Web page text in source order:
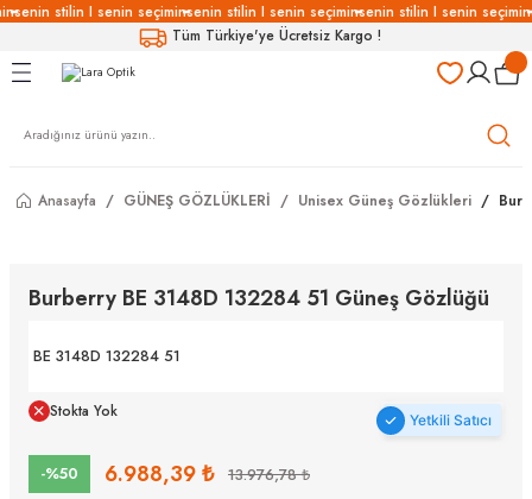
senin stilin I senin seçiminsenin stilin I senin seçiminsenin stilin I senin seçimin
Tüm Türkiye'ye Ücretsiz Kargo !
Geri Dön
Geri Dön
Geri Dön
Geri Dön
Anasayfa GÜNEŞ GÖZLÜKLERİ Unisex Güneş Gözlükleri
Burberry BE 3148D 132284 51 Güneş Gözlüğü
BE 3148D 132284 51
Stokta Yok Yetkili Satıcı
-%50 6.988,39 ₺ 13.976,78 ₺